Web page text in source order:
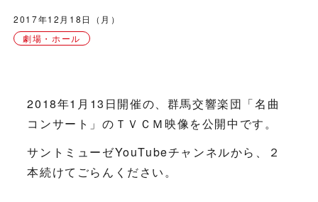
2017年12月18日（月）
劇場・ホール
2018年1月13日開催の、群馬交響楽団「名曲
コンサート」のＴＶＣＭ映像を公開中です。
サントミューゼYouTubeチャンネルから、２
本続けてごらんください。